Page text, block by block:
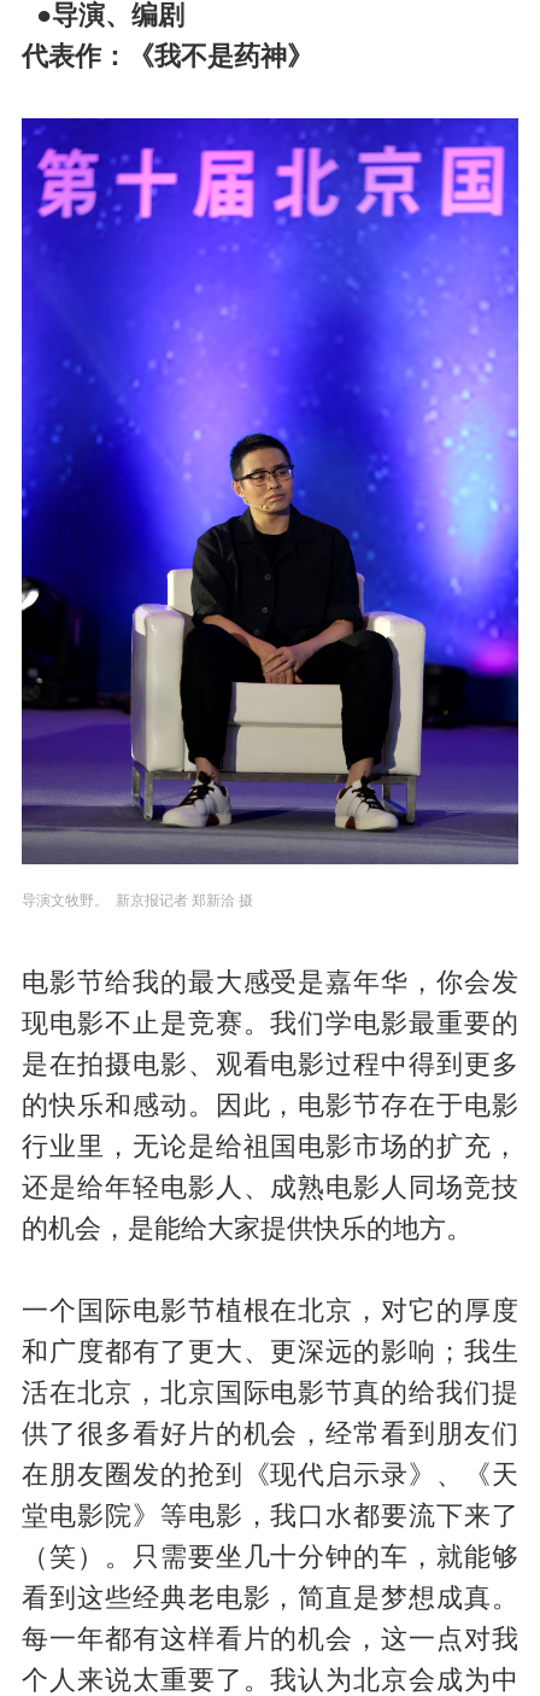
●导演、编剧
代表作：《我不是药神》
导演文牧野。 新京报记者 郑新洽 摄
电影节给我的最大感受是嘉年华，你会发
现电影不止是竞赛。我们学电影最重要的
是在拍摄电影、观看电影过程中得到更多
的快乐和感动。因此，电影节存在于电影
行业里，无论是给祖国电影市场的扩充，
还是给年轻电影人、成熟电影人同场竞技
的机会，是能给大家提供快乐的地方。
一个国际电影节植根在北京，对它的厚度
和广度都有了更大、更深远的影响；我生
活在北京，北京国际电影节真的给我们提
供了很多看好片的机会，经常看到朋友们
在朋友圈发的抢到《现代启示录》、《天
堂电影院》等电影，我口水都要流下来了
（笑）。只需要坐几十分钟的车，就能够
看到这些经典老电影，简直是梦想成真。
每一年都有这样看片的机会，这一点对我
个人来说太重要了。我认为北京会成为中